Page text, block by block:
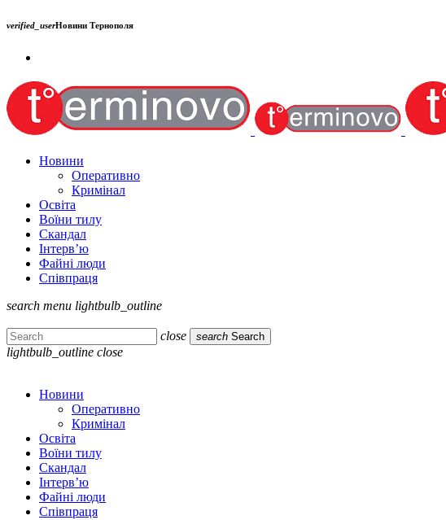
verified_userНовини Тернополя
Новини
Оперативно
Кримінал
Освіта
Воїни тилу
Скандал
Інтерв’ю
Файні люди
Співпраця
search menu lightbulb_outline
close search Search
lightbulb_outline close
Новини
Оперативно
Кримінал
Освіта
Воїни тилу
Скандал
Інтерв’ю
Файні люди
Співпраця